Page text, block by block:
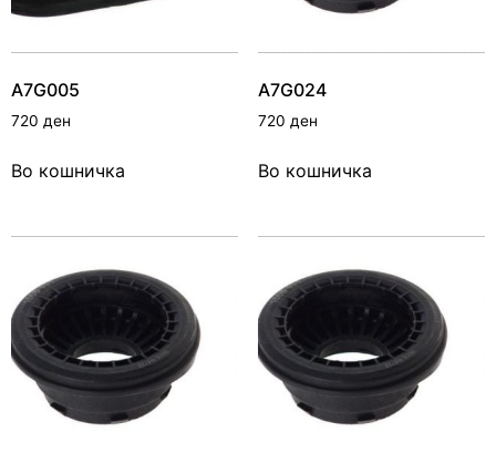
A7G005
720 ден
Во кошничка
A7G024
720 ден
Во кошничка